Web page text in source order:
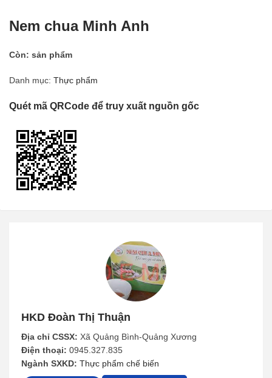
Nem chua Minh Anh
Còn: sản phẩm
Danh mục: Thực phẩm
Quét mã QRCode để truy xuất nguồn gốc
HKD Đoàn Thị Thuận
Địa chỉ CSSX: Xã Quảng Bình-Quảng Xương
Điện thoại: 0945.327.835
Ngành SXKD: Thực phẩm chế biến